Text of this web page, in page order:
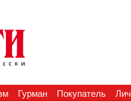
Гурман Покупатель